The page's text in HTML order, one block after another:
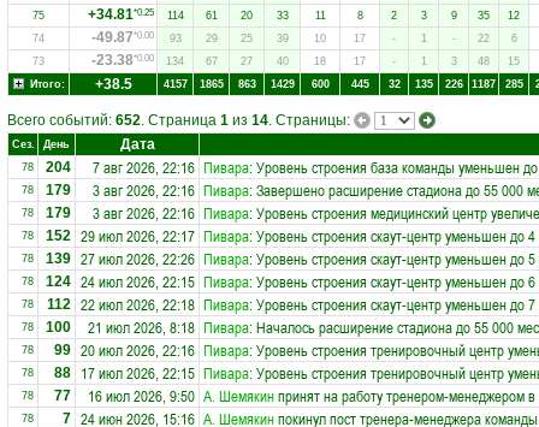
75
+34.81*0.25 114 61 20 33 11 8 2 3 9 35
12
74
-49.87*0.00 93 29 25 39 10 17 - 1 - 22
6
73
-23.38*0.00 134 67 27 40 18 17 - 1 3 48
15
Итого:
+38.5 4157 1865 863 1429 600 445 32 135 226 1187 285
Всего событий: 652. Страница 1 из 14. Страницы:
Сез. День Дата
78 204 7 авг 2026, 22:16 Пивара: Уровень строения база команды уменьшен
78 179 3 авг 2026, 22:16 Пивара: Завершено расширение стадиона до 55 000
78 179 3 авг 2026, 22:16 Пивара: Уровень строения медицинский центр
78 152 29 июл 2026, 22:17 Пивара: Уровень строения скаут-центр уменьшен до
78 139 27 июл 2026, 22:26 Пивара: Уровень строения скаут-центр уменьшен до
78 124 24 июл 2026, 22:15 Пивара: Уровень строения скаут-центр уменьшен до
78 112 22 июл 2026, 22:18 Пивара: Уровень строения скаут-центр уменьшен до
78 100 21 июл 2026, 8:18 Пивара: Началось расширение стадиона до 55 000
78 99 20 июл 2026, 22:16 Пивара: Уровень строения тренировочный центр
78 88 17 июл 2026, 22:15 Пивара: Уровень строения тренировочный центр
78 77 16 июл 2026, 9:50 А. Шемякинпринят на работу тренером-менеджером
78 7 24 июн 2026, 15:16 А. Шемякинпокинул пост тренера-менеджера